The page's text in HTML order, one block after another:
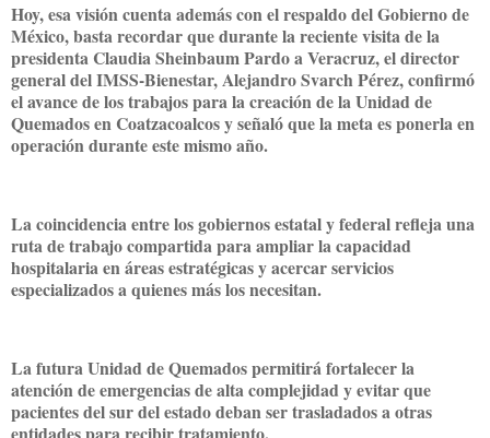
Hoy, esa visión cuenta además con el respaldo del Gobierno de
México, basta recordar que durante la reciente visita de la
presidenta Claudia Sheinbaum Pardo a Veracruz, el director
general del IMSS-Bienestar, Alejandro Svarch Pérez, confirmó
el avance de los trabajos para la creación de la Unidad de
Quemados en Coatzacoalcos y señaló que la meta es ponerla en
operación durante este mismo año.
La coincidencia entre los gobiernos estatal y federal refleja una
ruta de trabajo compartida para ampliar la capacidad
hospitalaria en áreas estratégicas y acercar servicios
especializados a quienes más los necesitan.
La futura Unidad de Quemados permitirá fortalecer la
atención de emergencias de alta complejidad y evitar que
pacientes del sur del estado deban ser trasladados a otras
entidades para recibir tratamiento.